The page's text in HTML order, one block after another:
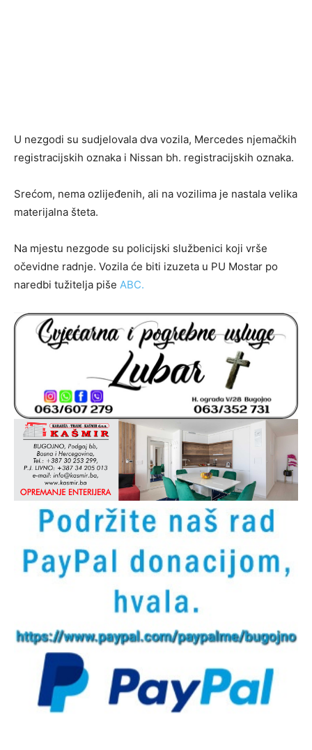
U nezgodi su sudjelovala dva vozila, Mercedes njemačkih
registracijskih oznaka i Nissan bh. registracijskih oznaka.
Srećom, nema ozlijeđenih, ali na vozilima je nastala velika
materijalna šteta.
Na mjestu nezgode su policijski službenici koji vrše
očevidne radnje. Vozila će biti izuzeta u PU Mostar po
naredbi tužitelja piše ABC.